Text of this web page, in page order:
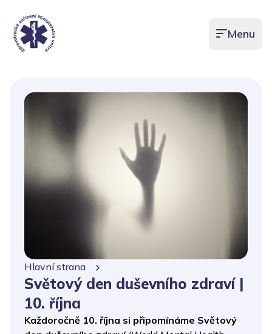
Otevřít
Menu
Hlavní strana
Světový den duševního zdraví |
10. října
Každoročně 10. října si připomínáme Světový